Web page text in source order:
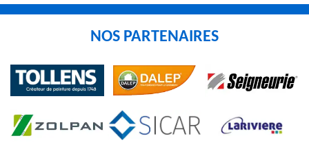
NOS PARTENAIRES